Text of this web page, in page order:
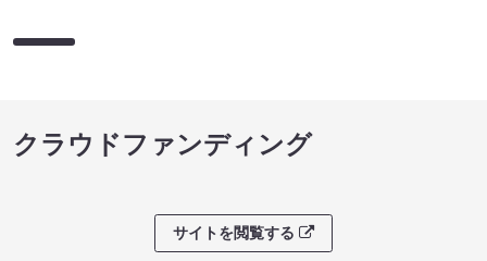
クラウドファンディング
サイトを閲覧する